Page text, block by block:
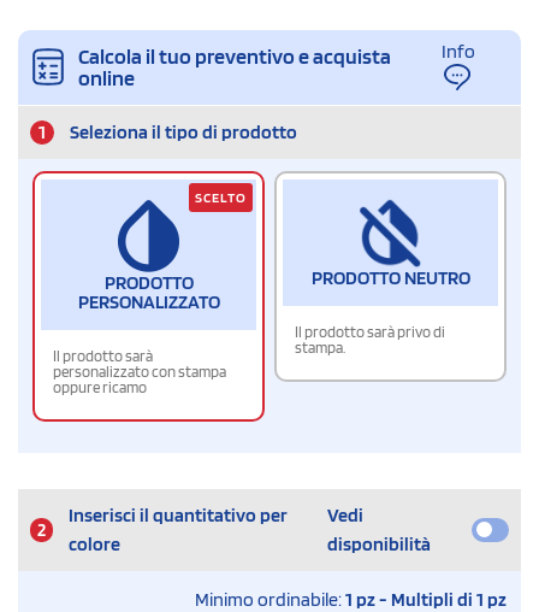
Calcola il tuo preventivo e acquista
online
Info
1 Seleziona il tipo di prodotto
PRODOTTO
PERSONALIZZATO
Il prodotto sarà
personalizzato con stampa
oppure ricamo
SCELTO
PRODOTTO NEUTRO
Il prodotto sarà privo di
stampa.
2
Inserisci il quantitativo per
colore
Vedi
disponibilità
Minimo ordinabile:1 pz - Multipli di 1 pz